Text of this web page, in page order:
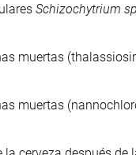
Schizochytrium sp
muertas
muertas